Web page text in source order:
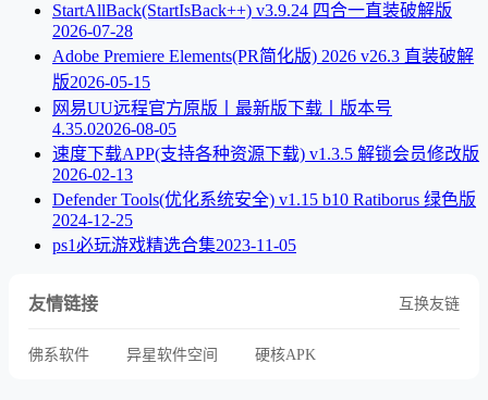
StartAllBack(StartIsBack++) v3.9.24 四合一直装破解版
2026-07-28
Adobe Premiere Elements(PR简化版) 2026 v26.3 直装破解
版2026-05-15
网易UU远程官方原版丨最新版下载丨版本号
4.35.02026-08-05
速度下载APP(支持各种资源下载) v1.3.5 解锁会员修改版
2026-02-13
Defender Tools(优化系统安全) v1.15 b10 Ratiborus 绿色版
2024-12-25
ps1必玩游戏精选合集2023-11-05
友情链接 互换友链
佛系软件 异星软件空间 硬核APK